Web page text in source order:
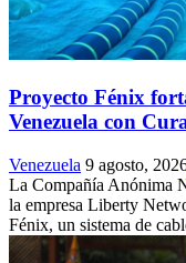
Proyecto Fénix
Venezuela con
Venezuela 9 agosto,
La Compañía Anónima
la empresa Liberty
Fénix, un sistema de